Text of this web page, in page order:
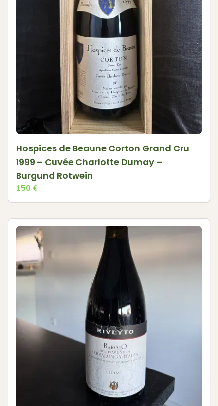
Hospices de Beaune Corton Grand Cru
1999 – Cuvée Charlotte Dumay –
Burgund Rotwein
150 €